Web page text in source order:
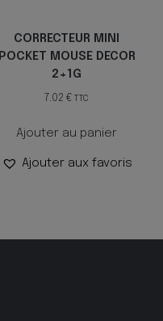
CORRECTEUR MINI
POCKET MOUSE DECOR
2+1G
7.02€ TTC
Ajouter au panier
Ajouter aux favoris